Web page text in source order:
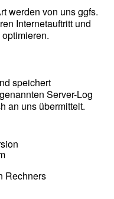
werden von uns ggfs.
Internetauftritt und
speichert
Server-Log
an uns übermittelt.
Rechners